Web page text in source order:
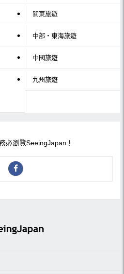
關東旅遊
中部・東海旅遊
中國旅遊
九州旅遊
必瀏覽SeeingJapan！